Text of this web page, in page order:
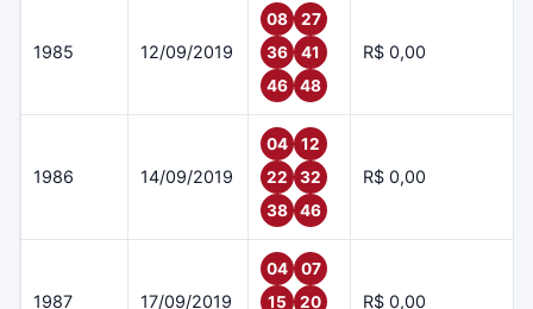
1985 12/09/2019
08
27
36
41
46
48
R$ 0,00
1986 14/09/2019
04
12
22
32
38
46
R$ 0,00
1987 17/09/2019
04
07
15
20
R$ 0,00